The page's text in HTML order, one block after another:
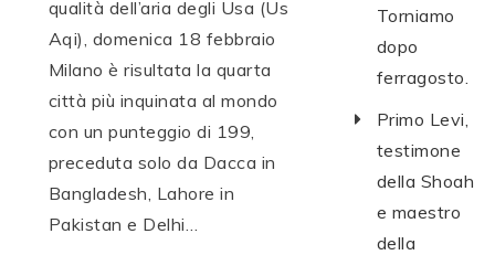
qualità dell’aria degli Usa (Us
Aqi), domenica 18 febbraio
Milano è risultata la quarta
città più inquinata al mondo
con un punteggio di 199,
preceduta solo da Dacca in
Bangladesh, Lahore in
Pakistan e Delhi…
Torniamo
dopo
ferragosto.
Primo Levi,
testimone
della Shoah
e maestro
della